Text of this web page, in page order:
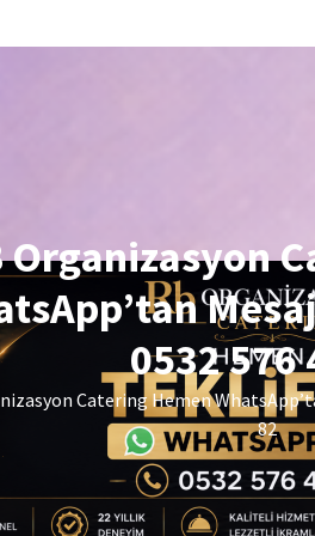
Organizasyon
0532 576
Catering Hemen
82